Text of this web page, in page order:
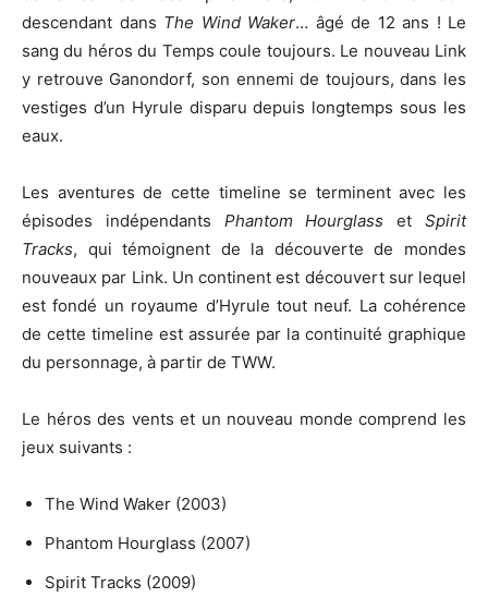
descendant dans The Wind Waker… âgé de 12 ans ! Le
sang du héros du Temps coule toujours. Le nouveau Link
y retrouve Ganondorf, son ennemi de toujours, dans les
vestiges d’un Hyrule disparu depuis longtemps sous les
eaux.
Les aventures de cette timeline se terminent avec les
épisodes indépendants Phantom HourglassetSpirit
Tracks, qui témoignent de la découverte de mondes
nouveaux par Link. Un continent est découvert sur lequel
est fondé un royaume d’Hyrule tout neuf. La cohérence
de cette timeline est assurée par la continuité graphique
du personnage, à partir de TWW.
Le héros des vents et un nouveau monde comprend les
jeux suivants :
The Wind Waker (2003)
Phantom Hourglass (2007)
Spirit Tracks (2009)